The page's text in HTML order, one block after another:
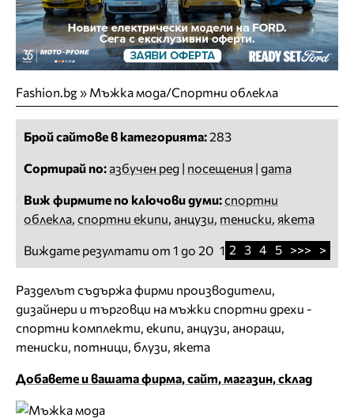
Fashion.bg» Мъжка мода/Спортни облекла
Брой сайтове в категорията:283
Сортирай по: азбучен ред | посещения | дата
Виж фирмите по ключови думи:спортни
облекла, спортни екипи, анцузи, тениски, якета
Виждате резултати от 1 до 20 1 2 3 4 5 >>> >
Разделът съдържа фирми производители,
дизайнери и търговци на мъжки спортни дрехи -
спортни комплекти, екипи, анцузи, анораци,
тениски, потници, блузи, якета
Добавете и вашата фирма, сайт, магазин, склад